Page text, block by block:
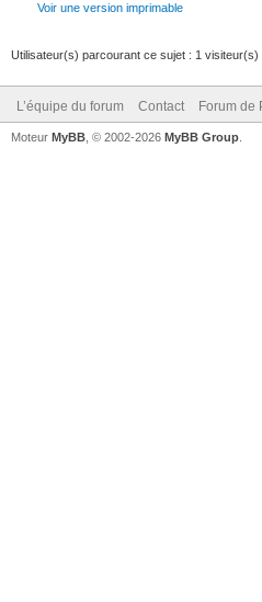
Voir une version imprimable
Utilisateur(s) parcourant ce sujet : 1 visiteur(s)
L’équipe du forum Contact Forum de
Moteur MyBB , © 2002-2026 MyBB Group